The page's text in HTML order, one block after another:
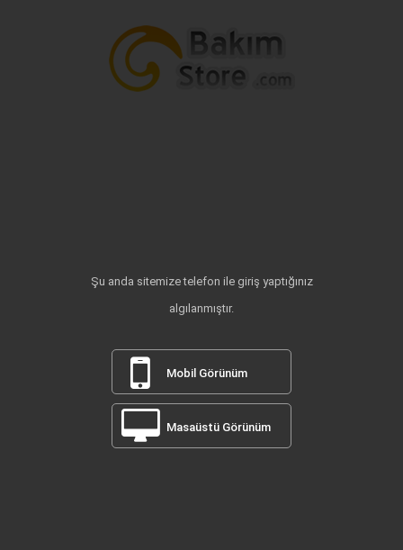
Şu anda sitemize telefon ile giriş yaptığınız
algılanmıştır.
Mobil Görünüm
Masaüstü Görünüm